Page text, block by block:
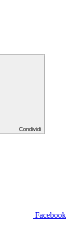
Condividi
Facebook